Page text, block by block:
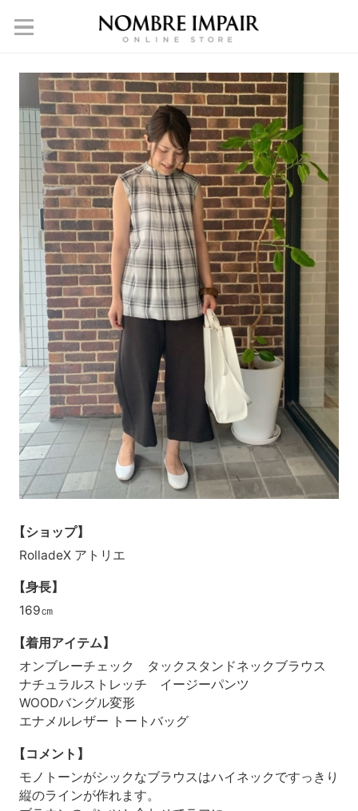
【ショップ】
RolladeX アトリエ
【身長】
169㎝
【着用アイテム】
オンブレーチェック タックスタンドネックブラウス
ナチュラルストレッチ イージーパンツ
WOODバングル変形
エナメルレザー トートバッグ
【コメント】
モノトーンがシックなブラウスはハイネックですっきり
縦のラインが作れます。